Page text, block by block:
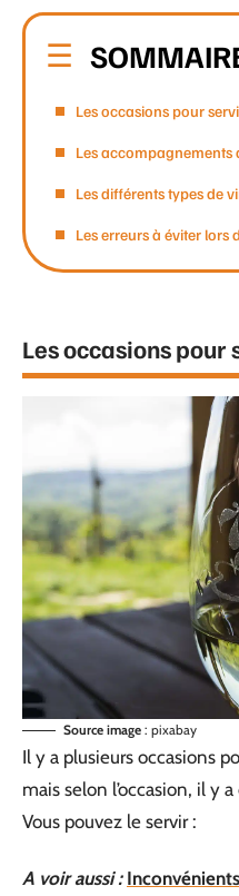
Les occasions pour
Les accompagnements
Les différents types de
Les erreurs à éviter lors
Les occasions
Source image : pixabay
Il y a plusieurs occasions
mais selon l’occasion, il y
Vous pouvez le servir :
A voir aussi :